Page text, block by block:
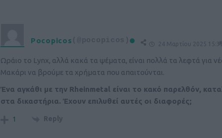
Pocopicos 24 Μαρτίου 2025
Ωράιο το Lynx, αλλά κακά τα ψέματα, είναι πολλά τα λεφτά για
Μακάρι να βρούμε τα χρήματα που απαιτούνται.
Ένα αγκάθι με την Rheinmetal είναι το κακό παρελθόν,
στα δικαστήρια. Έχουν επιλυθεί αυτές οι διαφορές;
1 Reply